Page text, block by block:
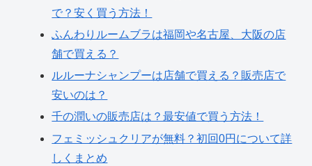
で？安く買う方法！
ふんわりルームブラは福岡や名古屋、大阪の店
舗で買える？
ルルーナシャンプーは店舗で買える？販売店で
安いのは？
千の潤いの販売店は？最安値で買う方法！
フェミッシュクリアが無料？初回0円について詳
しくまとめ